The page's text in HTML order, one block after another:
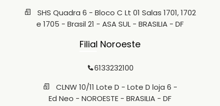
SHS Quadra 6 - Bloco C Lt 01 Salas 1701, 1702
e 1705 - Brasil 21 - ASA SUL - BRASILIA - DF
Filial Noroeste
6133232100
CLNW 10/11 Lote D - Lote D loja 6 -
Ed Neo - NOROESTE - BRASILIA - DF